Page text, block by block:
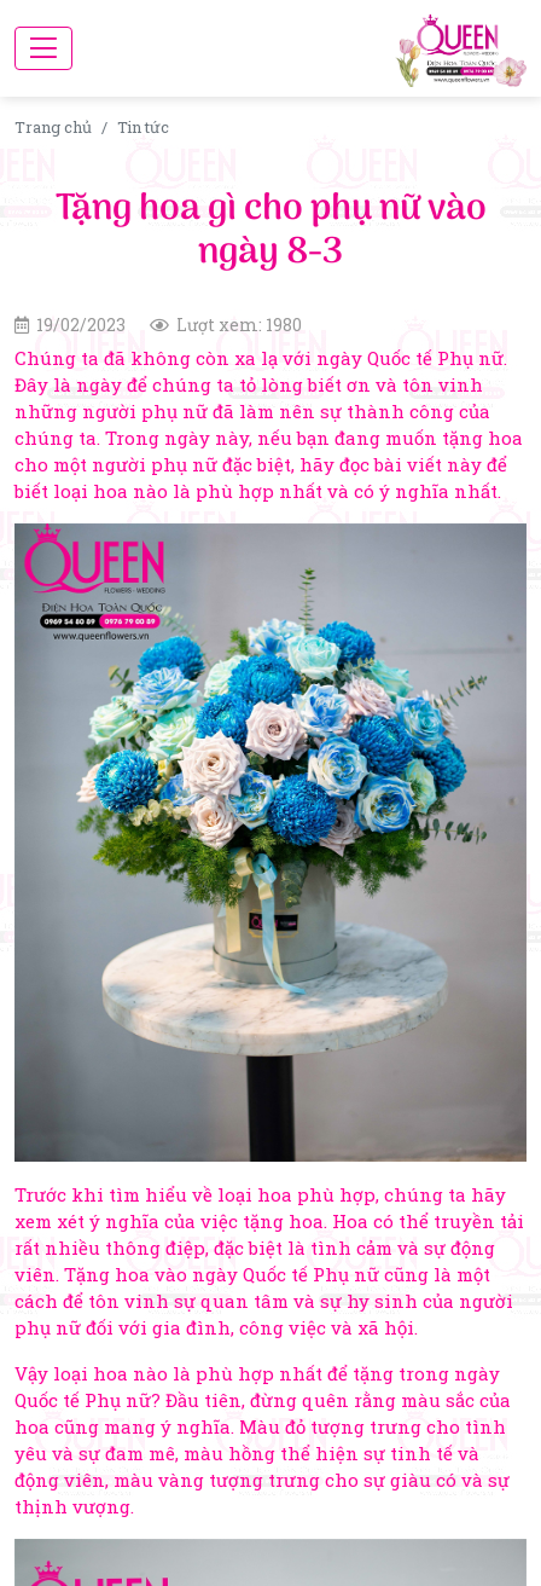
Trang chủ Tin tức
Tặng hoa gì cho phụ nữ vào
ngày 8-3
19/02/2023 Lượt xem: 1980
Chúng ta đã không còn xa lạ với ngày Quốc tế Phụ nữ.
Đây là ngày để chúng ta tỏ lòng biết ơn và tôn vinh
những người phụ nữ đã làm nên sự thành công của
chúng ta. Trong ngày này, nếu bạn đang muốn tặng hoa
cho một người phụ nữ đặc biệt, hãy đọc bài viết này để
biết loại hoa nào là phù hợp nhất và có ý nghĩa nhất.
Trước khi tìm hiểu về loại hoa phù hợp, chúng ta hãy
xem xét ý nghĩa của việc tặng hoa. Hoa có thể truyền tải
rất nhiều thông điệp, đặc biệt là tình cảm và sự động
viên. Tặng hoa vào ngày Quốc tế Phụ nữ cũng là một
cách để tôn vinh sự quan tâm và sự hy sinh của người
phụ nữ đối với gia đình, công việc và xã hội.
Vậy loại hoa nào là phù hợp nhất để tặng trong ngày
Quốc tế Phụ nữ? Đầu tiên, đừng quên rằng màu sắc của
hoa cũng mang ý nghĩa. Màu đỏ tượng trưng cho tình
yêu và sự đam mê, màu hồng thể hiện sự tinh tế và
động viên, màu vàng tượng trưng cho sự giàu có và sự
thịnh vượng.